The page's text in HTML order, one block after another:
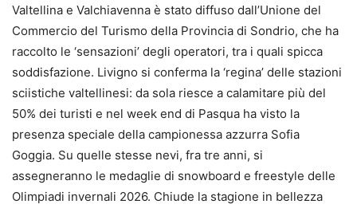
Valtellina e Valchiavenna è stato diffuso dall’Unione del
Commercio del Turismo della Provincia di Sondrio, che ha
raccolto le ‘sensazioni’ degli operatori, tra i quali spicca
soddisfazione. Livigno si conferma la ‘regina’ delle stazioni
sciistiche valtellinesi: da sola riesce a calamitare più del
50% dei turisti e nel week end di Pasqua ha visto la
presenza speciale della campionessa azzurra Sofia
Goggia. Su quelle stesse nevi, fra tre anni, si
assegneranno le medaglie di snowboard e freestyle delle
Olimpiadi invernali 2026. Chiude la stagione in bellezza